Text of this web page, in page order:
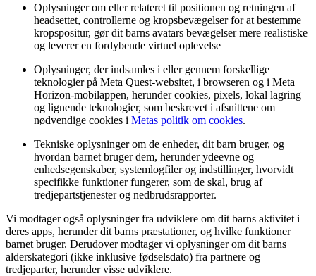
Oplysninger om eller relateret til positionen og retningen af
headsettet, controllerne og kropsbevægelser for at bestemme
kropspositur, gør dit barns avatars bevægelser mere realistiske
og leverer en fordybende virtuel oplevelse
Oplysninger, der indsamles i eller gennem forskellige
teknologier på Meta Quest-websitet, i browseren og i Meta
Horizon-mobilappen, herunder cookies, pixels, lokal lagring
og lignende teknologier, som beskrevet i afsnittene om
nødvendige cookies i Metas politik om cookies.
Tekniske oplysninger om de enheder, dit barn bruger, og
hvordan barnet bruger dem, herunder ydeevne og
enhedsegenskaber, systemlogfiler og indstillinger, hvorvidt
specifikke funktioner fungerer, som de skal, brug af
tredjepartstjenester og nedbrudsrapporter.
Vi modtager også oplysninger fra udviklere om dit barns aktivitet i
deres apps, herunder dit barns præstationer, og hvilke funktioner
barnet bruger. Derudover modtager vi oplysninger om dit barns
alderskategori (ikke inklusive fødselsdato) fra partnere og
tredjeparter, herunder visse udviklere.